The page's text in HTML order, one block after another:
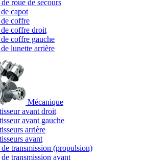
roue de secours
capot
coffre
coffre droit
coffre gauche
lunette arrière
Mécanique
avant droit
avant gauche
arrière
avant
transmission (propulsion)
transmission avant